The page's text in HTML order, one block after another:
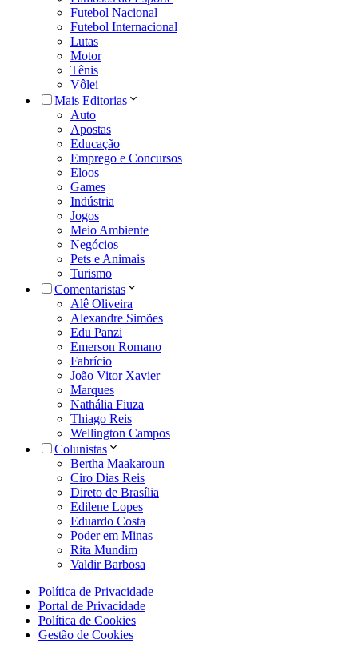
Futebol Nacional
Futebol Internacional
Lutas
Motor
Tênis
Vôlei
Mais Editorias
Auto
Apostas
Educação
Emprego e Concursos
Eloos
Games
Indústria
Jogos
Meio Ambiente
Negócios
Pets e Animais
Turismo
Comentaristas
Alê Oliveira
Alexandre Simões
Edu Panzi
Emerson Romano
Fabrício
João Vitor Xavier
Marques
Nathália Fiuza
Thiago Reis
Wellington Campos
Colunistas
Bertha Maakaroun
Ciro Dias Reis
Direto de Brasília
Edilene Lopes
Eduardo Costa
Poder em Minas
Rita Mundim
Valdir Barbosa
Política de Privacidade
Portal de Privacidade
Política de Cookies
Gestão de Cookies